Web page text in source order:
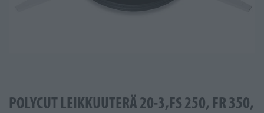
POLYCUT LEIKKUUTERÄ 20-3,FS 250, FR 350,